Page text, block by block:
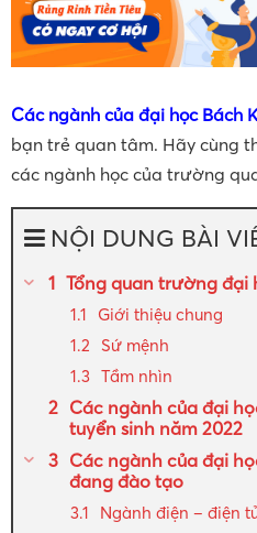
Các ngành của đại học Bách
bạn trẻ quan tâm. Hãy cùng
các ngành học của trường
NỘI DUNG BÀI
Tổng quan trường đại
Giới thiệu chung
Sứ mệnh
Tầm nhìn
Các ngành của đại
tuyển sinh năm 2022
Các ngành của đại
đang đào tạo
Ngành điện – điện